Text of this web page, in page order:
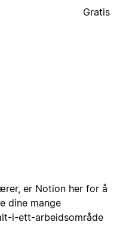
Gratis
er Notion her for å
dine mange
i-ett-arbeidsområde